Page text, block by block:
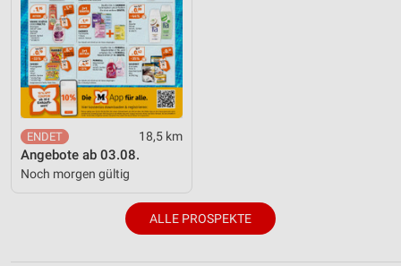
18,5 km
Angebote ab 03.08.
Noch morgen gültig
ALLE PROSPEKTE